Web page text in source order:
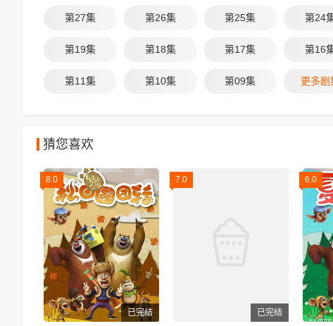
第27集 第26集 第25集 第24
第19集 第18集 第17集 第16
第11集 第10集 第09集 更多剧
猜您喜欢
8.0
已完结
7.0
已完结
6.0